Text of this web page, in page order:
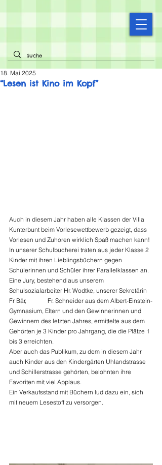
“Lesen ist Kino im Kopf”
18. Mai 2025
Auch in diesem Jahr haben alle Klassen der Villa
Kunterbunt beim Vorlesewettbewerb gezeigt, dass
Vorlesen und Zuhören wirklich Spaß machen kann!
In unserer Schulbücherei traten aus jeder Klasse 2
Kinder mit ihren Lieblingsbüchern gegen
Schülerinnen und Schüler ihrer Parallelklassen an.
Eine Jury, bestehend aus unserem
Schulsozialarbeiter Hr. Wodtke, unserer Sekretärin
Fr Bär,              Fr. Schneider aus dem Albert-Einstein-
Gymnasium, Eltern und den Gewinnerinnen und
Gewinnern des letzten Jahres, ermittelte aus dem
Gehörten je 3 Kinder pro Jahrgang, die die Plätze 1
bis 3 erreichten.
Aber auch das Publikum, zu dem in diesem Jahr
auch Kinder aus den Kindergärten Uhlandstrasse
und Schillerstrasse gehörten, belohnten ihre
Favoriten mit viel Applaus.
Ein Verkaufsstand mit Büchern lud dazu ein, sich
mit neuem Lesestoff zu versorgen.